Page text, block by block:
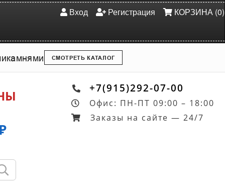
Вход Регистрация КОРЗИНА (0)
камнями СМОТРЕТЬ КАТАЛОГ
+7(915)292-07-00
Офис: ПН-ПТ 09:00 – 18:00
Заказы на сайте — 24/7